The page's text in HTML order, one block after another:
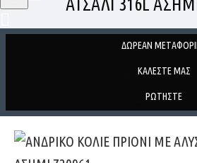
ΔΩΡΕΑΝ
ΚΑΛΕΣΤΕ ΜΑΣ
ΡΩΤΗΣΤΕ